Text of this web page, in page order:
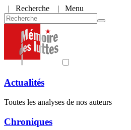
| Recherche | Menu
Actualités
Toutes les analyses de nos auteurs
Chroniques